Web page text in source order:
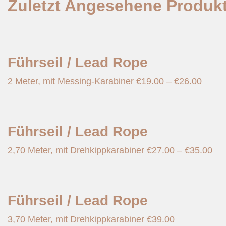
Zuletzt Angesehene
Führseil / Lead Rope
2 Meter, mit Messing-Karabiner €19.00 – €26.00
Führseil / Lead Rope
2,70 Meter, mit Drehkippkarabiner €27.00 – €35.00
Führseil / Lead Rope
3,70 Meter, mit Drehkippkarabiner €39.00